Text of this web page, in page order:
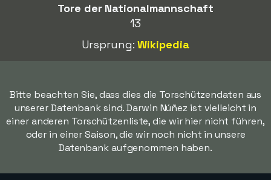
Tore der Nationalmannschaft
13
Ursprung:Wikipedia
Bitte beachten Sie, dass dies die Torschützendaten aus
unserer Datenbank sind. Darwin Núñez ist vielleicht in
einer anderen Torschützenliste, die wir hier nicht führen,
oder in einer Saison, die wir noch nicht in unsere
Datenbank aufgenommen haben.